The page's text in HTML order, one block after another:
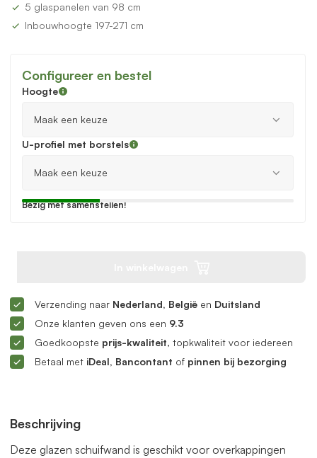
Beschrijving
Deze glazen schuifwand is geschikt voor overkappingen
5 glaspanelen van 98 cm
Inbouwhoogte 197-271 cm
Configureer en bestel
Hoogte
U-profiel met borstels
Bezig met samenstellen!
Verzending naar Nederland, België en Duitsland
Onze klanten geven ons een 9.3
Goedkoopste prijs-kwaliteit, topkwaliteit voor iedereen
Betaal met iDeal, Bancontant of pinnen bij bezorging